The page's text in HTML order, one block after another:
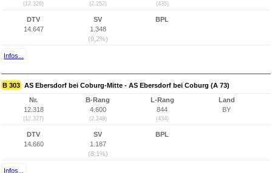
(12.326) (2.252) (435)
DTV
14.647
SV
1.348
(9,2%)
BPL
Infos...
B 303 AS Ebersdorf bei Coburg-Mitte - AS Ebersdorf bei Coburg (A 73)
Nr.
12.318
(12.327)
B-Rang
4.600
(2.248)
L-Rang
844
(434)
Land
BY
DTV
14.660
SV
1.187
(8,1%)
BPL
Infos...